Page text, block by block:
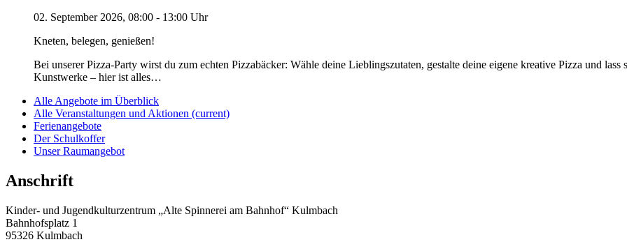
02. September 2026, 08:00 - 13:00 Uhr
Kneten, belegen, genießen!
Bei unserer Pizza-Party wirst du zum echten Pizzabäcker: Wähle deine Lieblingszutaten, gestalte deine eigene kreative Pizza und
Kunstwerke – hier ist alles…
Alle Angebote im Überblick
Alle Veranstaltungen und Aktionen (current)
Ferienangebote
Der Schulkoffer
Unser Raumangebot
Anschrift
Kinder- und Jugendkulturzentrum „Alte Spinnerei am Bahnhof“ Kulmbach
Bahnhofsplatz 1
95326 Kulmbach